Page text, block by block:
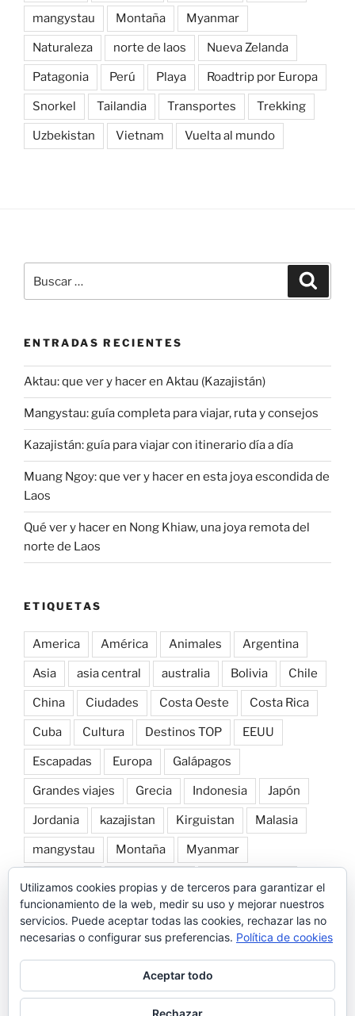
mangystau Montaña Myanmar
Naturaleza norte de laos Nueva Zelanda
Patagonia Perú Playa Roadtrip por Europa
Snorkel Tailandia Transportes Trekking
Uzbekistan Vietnam Vuelta al mundo
por:
ENTRADAS RECIENTES
Aktau: que ver y hacer en Aktau (Kazajistán)
Mangystau: guía completa para viajar, ruta y consejos
Kazajistán: guía para viajar con itinerario día a día
Muang Ngoy: que ver y hacer en esta joya escondida de
Laos
Qué ver y hacer en Nong Khiaw, una joya remota del
norte de Laos
ETIQUETAS
America América Animales Argentina
Asia asia central australia Bolivia Chile
China Ciudades Costa Oeste Costa Rica
Cuba Cultura Destinos TOP EEUU
Escapadas Europa Galápagos
Grandes viajes Grecia Indonesia Japón
Jordania kazajistan Kirguistan Malasia
mangystau Montaña Myanmar
Patagonia Perú Playa Roadtrip por Europa
Snorkel Tailandia Transportes Trekking
Utilizamos cookies propias y de terceros para garantizar el
funcionamiento de la web, medir su uso y mejorar nuestros
servicios. Puede aceptar todas las cookies, rechazar las no
necesarias o configurar sus preferencias. Política de cookies
Aceptar todo
Rechazar